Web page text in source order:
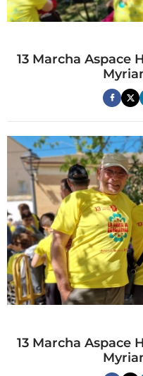
13 Marcha Aspace
13 Marcha Aspace